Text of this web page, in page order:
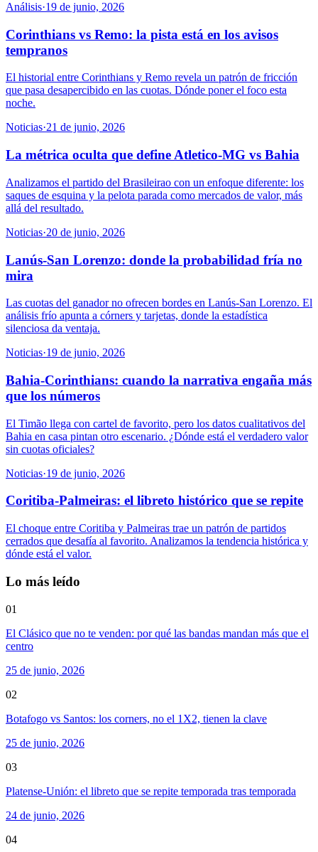
Análisis·19 de junio, 2026
Corinthians vs Remo: la pista está en los avisos
tempranos
El historial entre Corinthians y Remo revela un patrón de fricción
que pasa desapercibido en las cuotas. Dónde poner el foco esta
noche.
Noticias·21 de junio, 2026
La métrica oculta que define Atletico-MG vs Bahia
Analizamos el partido del Brasileirao con un enfoque diferente: los
saques de esquina y la pelota parada como mercados de valor, más
allá del resultado.
Noticias·20 de junio, 2026
Lanús-San Lorenzo: donde la probabilidad fría no
mira
Las cuotas del ganador no ofrecen bordes en Lanús-San Lorenzo. El
análisis frío apunta a córners y tarjetas, donde la estadística
silenciosa da ventaja.
Noticias·19 de junio, 2026
Bahia-Corinthians: cuando la narrativa engaña más
que los números
El Timão llega con cartel de favorito, pero los datos cualitativos del
Bahia en casa pintan otro escenario. ¿Dónde está el verdadero valor
sin cuotas oficiales?
Noticias·19 de junio, 2026
Coritiba-Palmeiras: el libreto histórico que se repite
El choque entre Coritiba y Palmeiras trae un patrón de partidos
cerrados que desafía al favorito. Analizamos la tendencia histórica y
dónde está el valor.
Lo más leído
01
El Clásico que no te venden: por qué las bandas mandan más que el
centro
25 de junio, 2026
02
Botafogo vs Santos: los corners, no el 1X2, tienen la clave
25 de junio, 2026
03
Platense-Unión: el libreto que se repite temporada tras temporada
24 de junio, 2026
04